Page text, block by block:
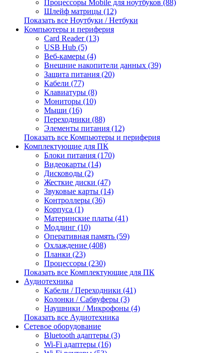
Процессоры Mobile для ноутбуков (88)
Шлейф матрицы (12)
Показать все Ноутбуки / Нетбуки
Компьютеры и периферия
Card Reader (13)
USB Hub (5)
Веб-камеры (4)
Внешние накопители данных (39)
Защита питания (20)
Кабели (77)
Клавиатуры (8)
Мониторы (10)
Мыши (16)
Переходники (88)
Элементы питания (12)
Показать все Компьютеры и периферия
Комплектующие для ПК
Блоки питания (170)
Видеокарты (14)
Дисководы (2)
Жесткие диски (47)
Звуковые карты (14)
Контроллеры (36)
Корпуса (1)
Материнские платы (41)
Моддинг (10)
Оперативная память (59)
Охлаждение (408)
Планки (23)
Процессоры (230)
Показать все Комплектующие для ПК
Аудиотехника
Кабели / Переходники (41)
Колонки / Сабвуферы (3)
Наушники / Микрофоны (4)
Показать все Аудиотехника
Сетевое оборудование
Bluetooth адаптеры (3)
Wi-Fi адаптеры (16)